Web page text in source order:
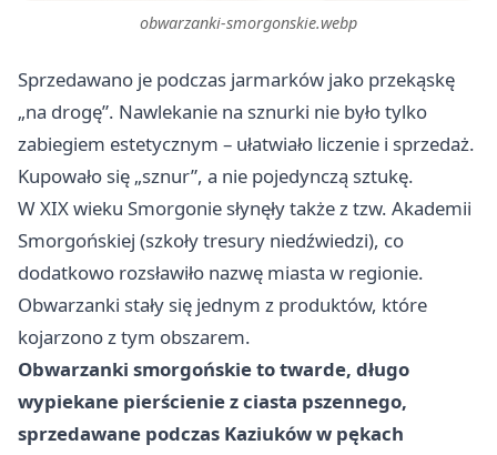
obwarzanki-smorgonskie.webp
Sprzedawano je podczas jarmarków jako przekąskę
„na drogę”. Nawlekanie na sznurki nie było tylko
zabiegiem estetycznym – ułatwiało liczenie i sprzedaż.
Kupowało się „sznur”, a nie pojedynczą sztukę.
W XIX wieku Smorgonie słynęły także z tzw. Akademii
Smorgońskiej (szkoły tresury niedźwiedzi), co
dodatkowo rozsławiło nazwę miasta w regionie.
Obwarzanki stały się jednym z produktów, które
kojarzono z tym obszarem.
Obwarzanki smorgońskie to twarde, długo
wypiekane pierścienie z ciasta pszennego,
sprzedawane podczas Kaziuków w pękach